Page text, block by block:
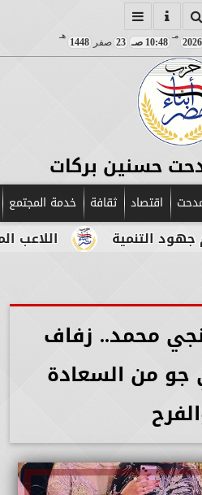
2026
مـ
10:48 صـ 23 صفر 1448
هـ
حسنين بركات
اقتصاد ثقافة خدمة المجتمع
اللاعب المصري
محمد.. زفاف
من السعادة